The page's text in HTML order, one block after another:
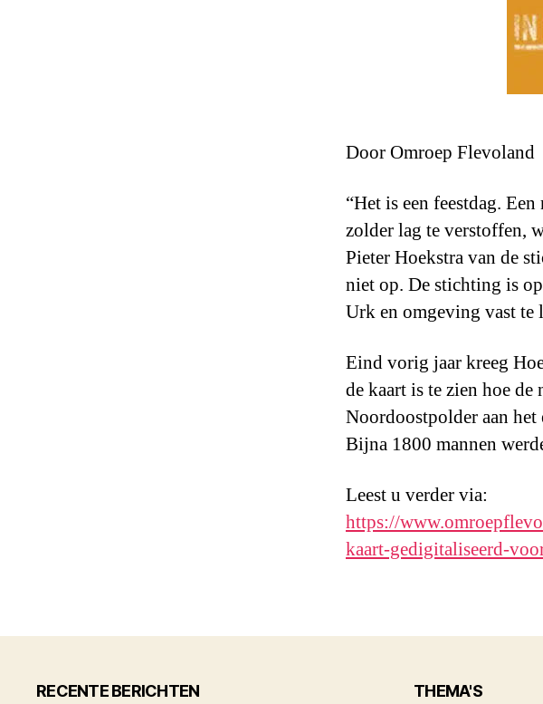
Door Omroep Flevoland
“Het is een feestdag.
zolder lag te verstoffen,
Pieter Hoekstra van de
niet op. De stichting is
Urk en omgeving vast te
Eind vorig jaar kreeg
de kaart is te zien hoe de
Noordoostpolder aan het
Bijna 1800 mannen
Leest u verder via:
https://
kaart-gedigitaliseerd-
RECENTE BERICHTEN THEMA'S